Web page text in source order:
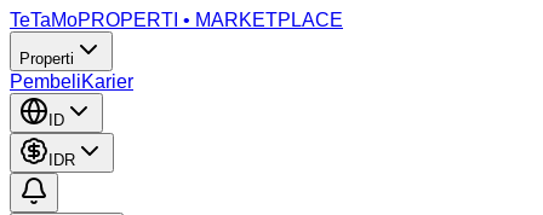
TeTaMoPROPERTI • MARKETPLACE
Properti
PembeliKarier
ID
IDR